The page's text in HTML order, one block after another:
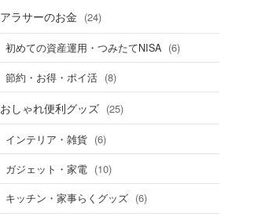
アラサーのお金 (24)
初めての資産運用・つみたてNISA (6)
節約・お得・ポイ活 (8)
おしゃれ便利グッズ (25)
インテリア・雑貨 (6)
ガジェット・家電 (10)
キッチン・家事らくグッズ (6)